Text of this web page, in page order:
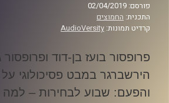
פורסם: 02/04/2019
התכנית: החמוצים
קרדיט תמונות: AudioVersity
פרופסור בועז בן-דוד
הירשברגר במבט פסיכולוגי על
והפעם: שבוע לבחירות – למה